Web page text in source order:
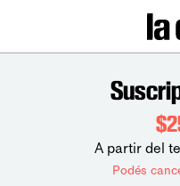
A partir del
Podés